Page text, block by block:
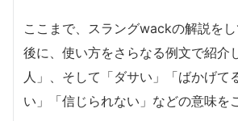
ここまで、スラングwackの解説を
後に、使い方をさらなる例文で紹介
人」、そして「ダサい」「ばかげて
い」「信じられない」などの意味を